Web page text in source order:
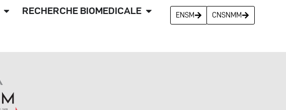
RECHERCHE BIOMEDICALE ENSM CNSNMM